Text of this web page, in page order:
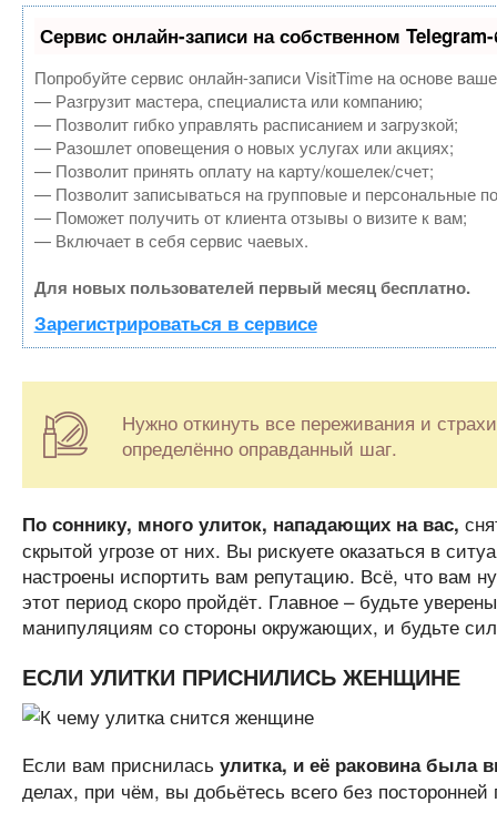
Сервис онлайн-записи на собственном
Попробуйте сервис онлайн-записи VisitTime на основе
— Разгрузит мастера, специалиста или компанию;
— Позволит гибко управлять расписанием и загрузкой;
— Разошлет оповещения о новых услугах или акциях;
— Позволит принять оплату на карту/кошелек/счет;
— Позволит записываться на групповые и персональные
— Поможет получить от клиента отзывы о визите к вам;
— Включает в себя сервис чаевых.
Для новых пользователей первый месяц бесплатно.
Зарегистрироваться в сервисе
Нужно откинуть все переживания и
определённо оправданный шаг.
По соннику, много улиток, нападающих на вас,
скрытой угрозе от них. Вы рискуете оказаться в
настроены испортить вам репутацию. Всё, что вам
этот период скоро пройдёт. Главное – будьте
манипуляциям со стороны окружающих, и будьте
ЕСЛИ УЛИТКИ ПРИСНИЛИСЬ ЖЕНЩИНЕ
Если вам приснилась улитка, и её раковина была
делах, при чём, вы добьётесь всего без